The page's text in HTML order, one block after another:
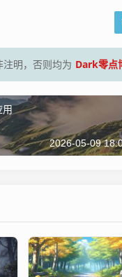
明，否则均为 Dark零点
用
2026-05-09